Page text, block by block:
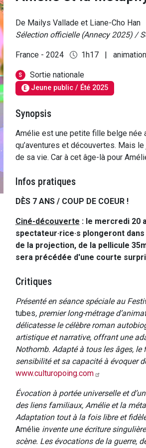
De Mailys Vallade et Liane-Cho Han
Sélection officielle (Annecy 2025) /
France - 2024 1h17 | animation
S Sortie nationale
E Jeune public / Été 2025
Synopsis
Amélie est une petite fille belge née
qu’aventures et découvertes. Mais
de sa vie. Car à cet âge-là pour
Infos pratiques
DÈS 7 ANS / COUP DE COEUR !
Ciné-découverte : le mercredi 20
spectateur·rice·s plongeront
de la projection, de la pellicule
sera précédée d'une courte
Critiques
Présenté en séance spéciale au
tubes, premier long-métrage
délicatesse le célèbre roman
artistique et narrative, offrant une
Nothomb. Adapté à tous les âges,
sensibilité et sa capacité à évoquer
www.culturopoing.com
Évocation à portée universelle et
des liens familiaux, Amélie et la
Adaptation tout à la fois libre et
Amélie invente une écriture
scène. Les évocations de la guerre,